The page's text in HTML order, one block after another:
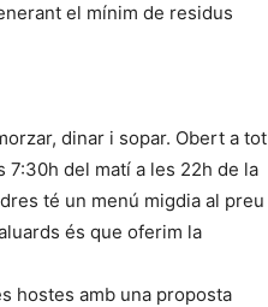
el mínim de residus
dinar i sopar. Obert a tot
7:30h del matí a les 22h de la
té un menú migdia al preu
és que oferim la
hostes amb una proposta